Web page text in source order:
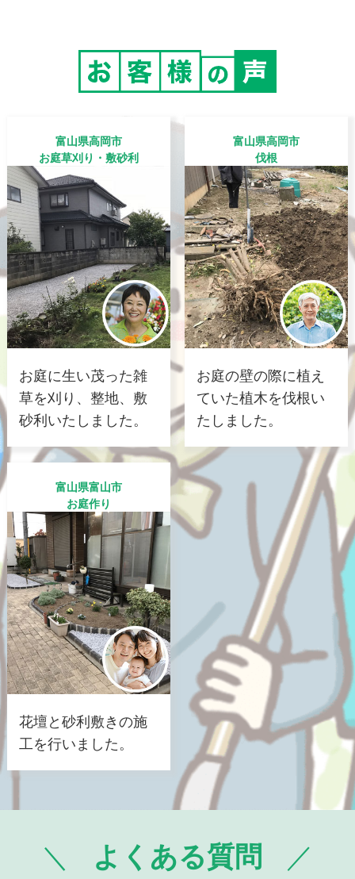
富山県高岡市
お庭草刈り・敷砂利
お庭に生い茂った雑
草を刈り、整地、敷
砂利いたしました。
富山県高岡市
伐根
お庭の壁の際に植え
ていた植木を伐根い
たしました。
富山県富山市
お庭作り
花壇と砂利敷きの施
工を行いました。
よくある質問